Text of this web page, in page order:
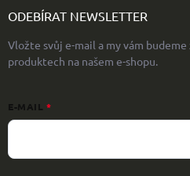
ODEBÍRAT NEWSLETTER
Vložte svůj e-mail a my vám
produktech na našem e-shopu.
E-MAIL